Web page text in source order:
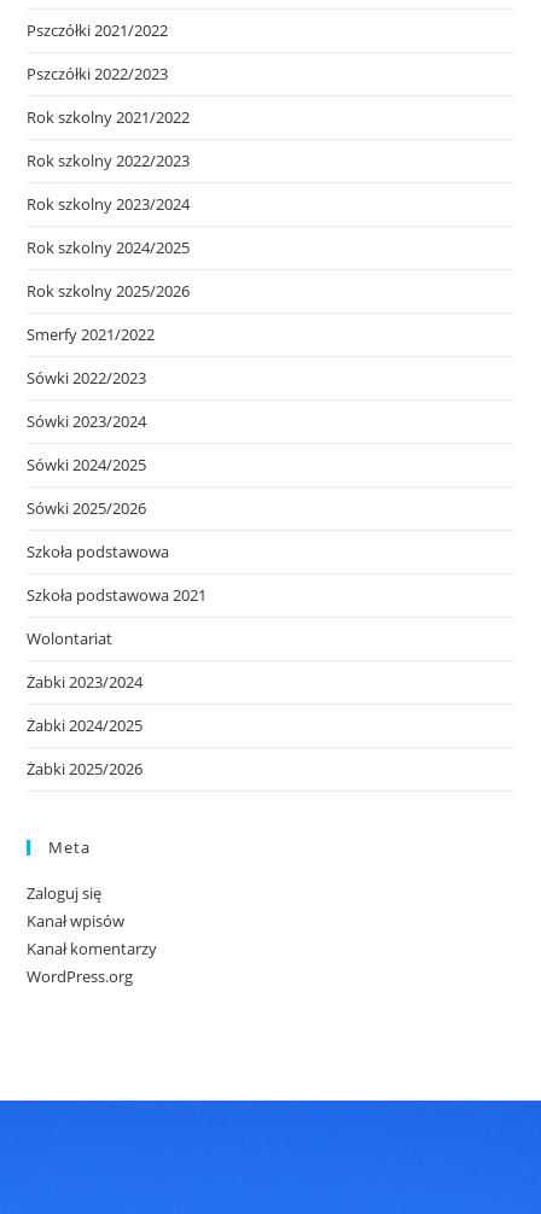
Pszczółki 2021/2022
Pszczółki 2022/2023
Rok szkolny 2021/2022
Rok szkolny 2022/2023
Rok szkolny 2023/2024
Rok szkolny 2024/2025
Rok szkolny 2025/2026
Smerfy 2021/2022
Sówki 2022/2023
Sówki 2023/2024
Sówki 2024/2025
Sówki 2025/2026
Szkoła podstawowa
Szkoła podstawowa 2021
Wolontariat
Żabki 2023/2024
Żabki 2024/2025
Żabki 2025/2026
Meta
Zaloguj się
Kanał wpisów
Kanał komentarzy
WordPress.org